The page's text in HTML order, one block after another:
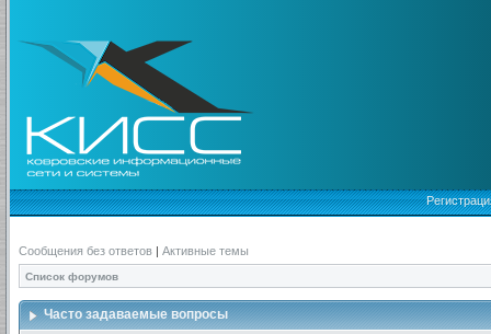
Сообщения без ответов | Активные темы
Список форумов
Часто задаваемые вопросы